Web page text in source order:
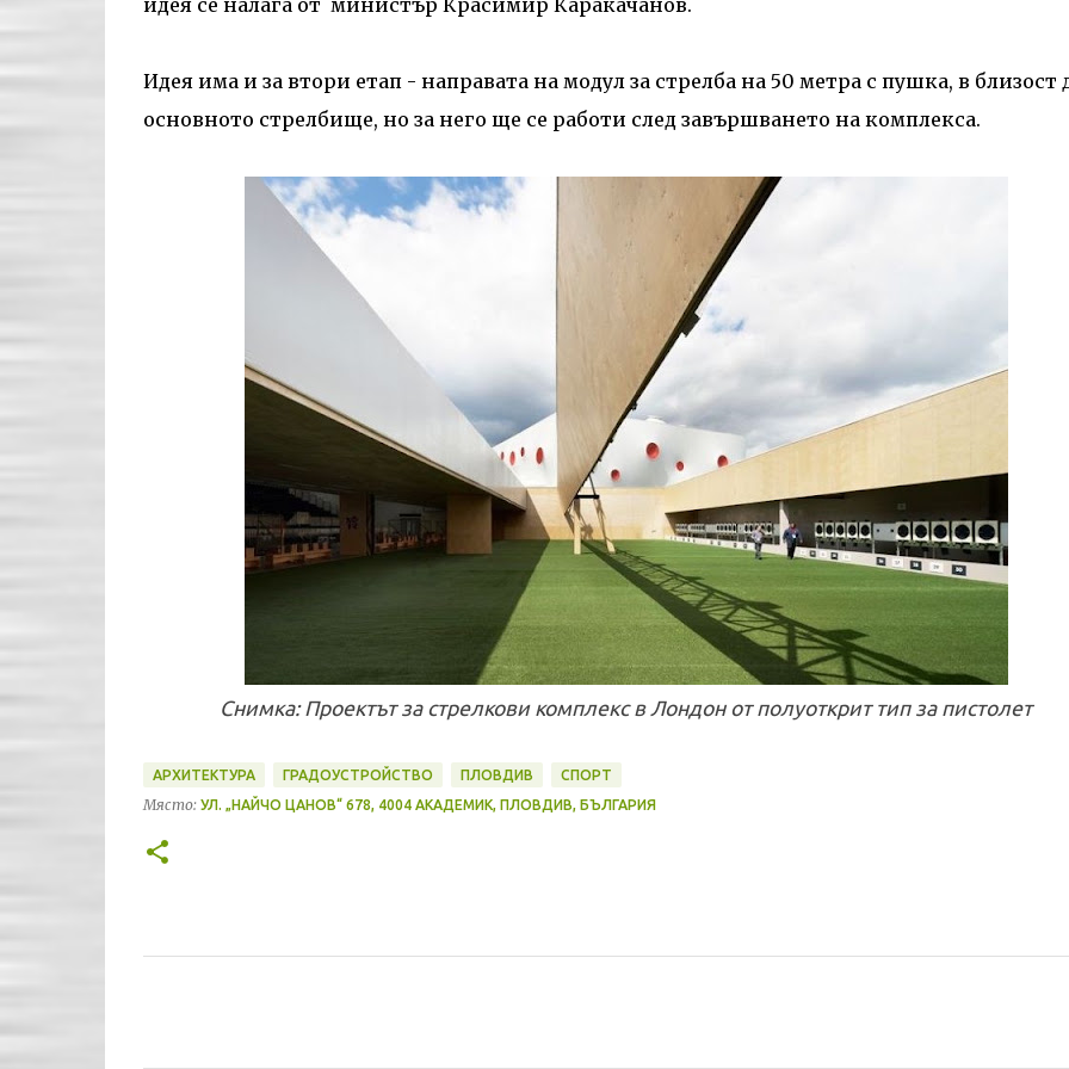
идея се налага от министър Красимир Каракачанов.
Идея има и за втори етап - направата на модул за стрелба на 50 метра с пушка, в близост
основното стрелбище, но за него ще се работи след завършването на комплекса.
Снимка: Проектът за стрелкови комплекс в Лондон от полуоткрит тип за пистолет
АРХИТЕКТУРА ГРАДОУСТРОЙСТВО ПЛОВДИВ СПОРТ
Място: УЛ. „НАЙЧО ЦАНОВ“ 678, 4004 АКАДЕМИК, ПЛОВДИВ, БЪЛГАРИЯ